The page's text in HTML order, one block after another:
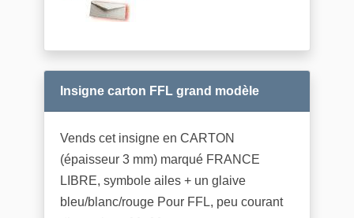
Insigne carton FFL grand modèle
Vends cet insigne en CARTON
(épaisseur 3 mm) marqué FRANCE
LIBRE, symbole ailes + un glaive
bleu/blanc/rouge Pour FFL, peu courant